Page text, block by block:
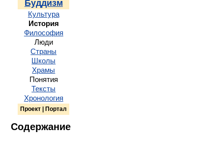
Буддизм
Культура
История
Философия
Люди
Страны
Школы
Храмы
Понятия
Тексты
Хронология
Проект | Портал
Содержание